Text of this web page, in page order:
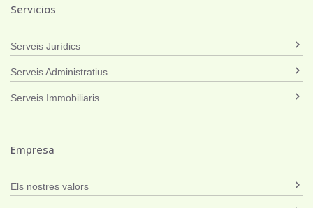
Servicios
Serveis Jurídics
Serveis Administratius
Serveis Immobiliaris
Empresa
Els nostres valors